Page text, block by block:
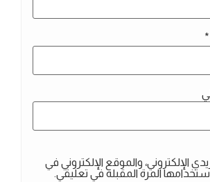
*
الإلكتروني، والموقع الإلكتروني في
المرة المقبلة في تعليقي.